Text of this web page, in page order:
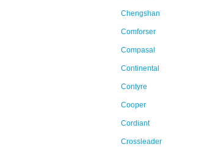
Chengshan
Comforser
Compasal
Continental
Contyre
Cooper
Cordiant
Crossleader